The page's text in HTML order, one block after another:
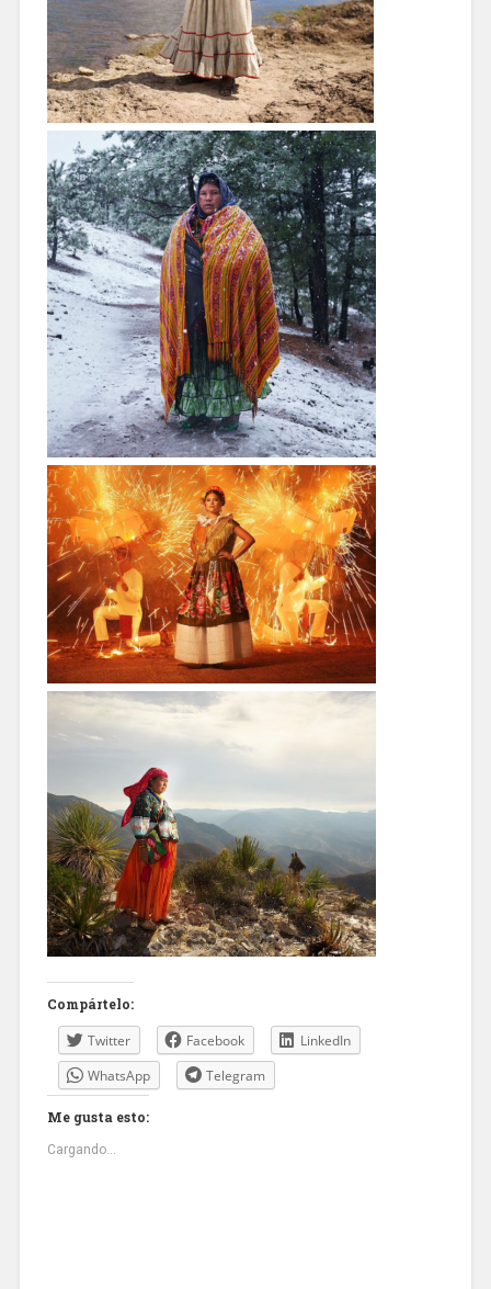
Compártelo:
Twitter Facebook
LinkedIn
WhatsApp
Telegram
Me gusta esto:
Cargando...